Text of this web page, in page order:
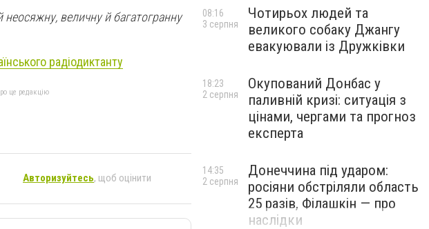
величну й багатогранну
радіодиктанту
це редакцію
Авторизуйтесь, щоб оцінити
Чотирьох людей та
великого собаку Джангу
евакуювали із Дружківки
08:16
3 серпня
Окупований Донбас у
паливній кризі: ситуація з
цінами, чергами та прогноз
експерта
18:23
2 серпня
Донеччина під ударом:
росіяни обстріляли область
25 разів, Філашкін — про
наслідки
14:35
2 серпня